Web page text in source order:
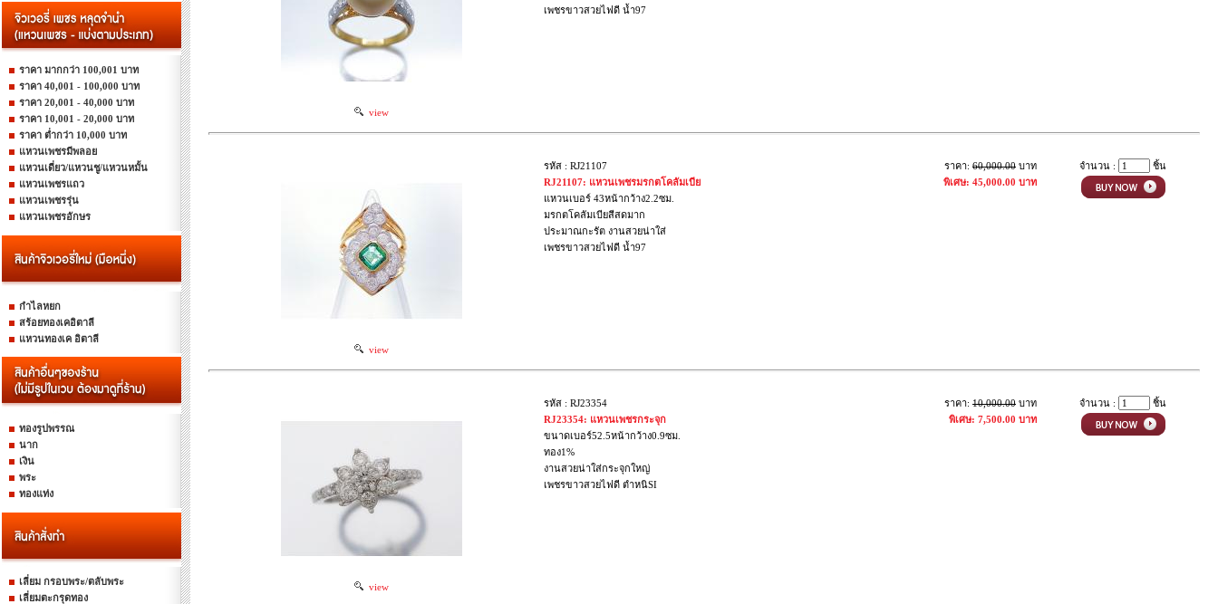
ราคา มากกว่า 100,001 บาท
ราคา 40,001 - 100,000 บาท
ราคา 20,001 - 40,000 บาท
ราคา 10,001 - 20,000 บาท
ราคา ต่ำกว่า 10,000 บาท
แหวนเพชรมีพลอย
แหวนเดี่ยว/แหวนชู/แหวนหมั้น
แหวนเพชรแถว
แหวนเพชรรุ่น
แหวนเพชรอักษร
กำไลหยก
สร้อยทองเคอิตาลี
แหวนทองเค อิตาลี
ทองรูปพรรณ
นาก
เงิน
พระ
ทองแท่ง
เลี่ยม กรอบพระ/ตลับพระ
เลี่ยมตะกรุดทอง
view
เพชรขาวสวยไฟดี น้ำ97
view
รหัส : RJ21107
RJ21107: แหวนเพชรมรกตโคลัมเบีย
แหวนเบอร์ 43หน้ากว้าง2.2ซม.
มรกตโคลัมเบียสีสดมาก
ประมาณกะรัต งานสวยน่าใส่
เพชรขาวสวยไฟดี น้ำ97
ราคา: 60,000.00 บาท
พิเศษ: 45,000.00 บาท
จำนวน : ชิ้น
view
รหัส : RJ23354
RJ23354: แหวนเพชรกระจุก
ขนาดเบอร์52.5หน้ากว้าง0.9ซม.
ทอง1%
งานสวยน่าใส่กระจุกใหญ่
เพชรขาวสวยไฟดี ตำหนิSI
ราคา: 10,000.00 บาท
พิเศษ: 7,500.00 บาท
จำนวน : ชิ้น